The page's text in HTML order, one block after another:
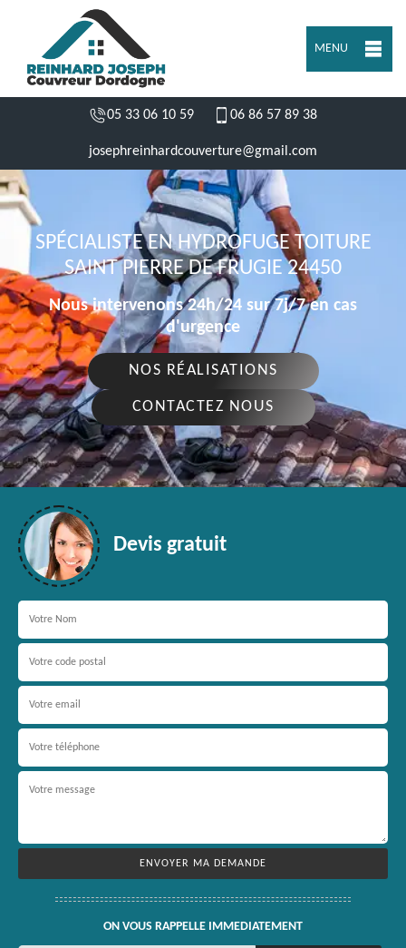
MENU
05 33 06 10 59 06 86 57 89 38
josephreinhardcouverture@gmail.com
SPÉCIALISTE EN HYDROFUGE TOITURE
SAINT PIERRE DE FRUGIE 24450
Nous intervenons 24h/24 sur 7j/7 en cas
d'urgence
NOS RÉALISATIONS
CONTACTEZ NOUS
Devis gratuit
ON VOUS RAPPELLE IMMEDIATEMENT